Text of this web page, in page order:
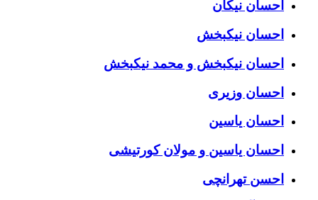
احسان نیکان
احسان نیکبخش
احسان نیکبخش و محمد نیکبخش
احسان وزیری
احسان یاسین
احسان یاسین و مولان کورتیشی
احسن تهرانچی